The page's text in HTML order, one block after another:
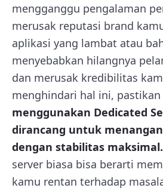
mengganggu pengalaman
merusak reputasi brand
aplikasi yang lambat atau
menyebabkan hilangnya
dan merusak kredibilitas
menghindari hal ini,
menggunakan Dedicated
dirancang untuk
dengan stabilitas maksimal.
server biasa bisa berarti
kamu rentan terhadap